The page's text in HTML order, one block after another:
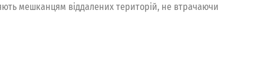
мешканцям віддалених територій, не втрачаючи